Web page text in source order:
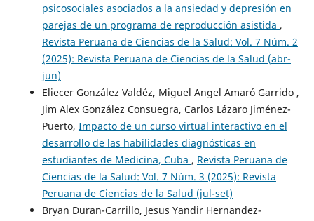
psicosociales asociados a la ansiedad y depresión en
parejas de un programa de reproducción asistida ,
Revista Peruana de Ciencias de la Salud: Vol. 7 Núm. 2
(2025): Revista Peruana de Ciencias de la Salud (abr-
jun)
Eliecer González Valdéz, Miguel Angel Amaró Garrido ,
Jim Alex González Consuegra, Carlos Lázaro Jiménez-
Puerto, Impacto de un curso virtual interactivo en el
desarrollo de las habilidades diagnósticas en
estudiantes de Medicina, Cuba , Revista Peruana de
Ciencias de la Salud: Vol. 7 Núm. 3 (2025): Revista
Peruana de Ciencias de la Salud (jul-set)
Bryan Duran-Carrillo, Jesus Yandir Hernandez-